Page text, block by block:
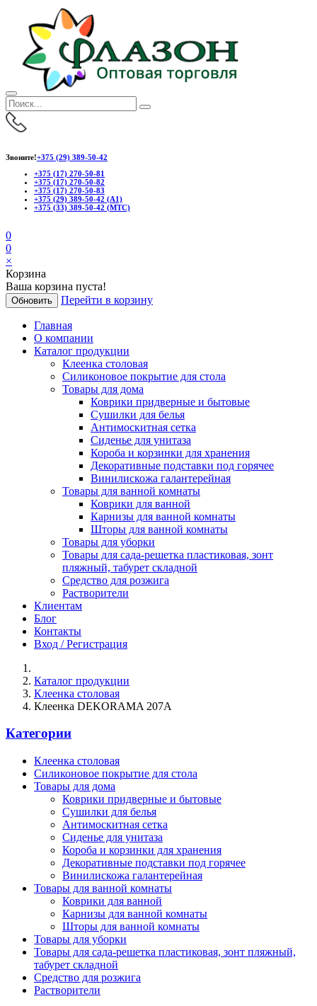
Звоните!+375 (29) 389-50-42
+375 (17) 270-50-81
+375 (17) 270-50-82
+375 (17) 270-50-83
+375 (29) 389-50-42 (А1)
+375 (33) 389-50-42 (МТС)
0
0
×
Корзина
Ваша корзина пуста!
Обновить Перейти в корзину
Главная
О компании
Каталог продукции
Клеенка столовая
Силиконовое покрытие для стола
Товары для дома
Коврики придверные и бытовые
Сушилки для белья
Антимоскитная сетка
Сиденье для унитаза
Короба и корзинки для хранения
Декоративные подставки под горячее
Винилискожа галантерейная
Товары для ванной комнаты
Коврики для ванной
Карнизы для ванной комнаты
Шторы для ванной комнаты
Товары для уборки
Товары для сада-решетка пластиковая, зонт
пляжный, табурет складной
Средство для розжига
Растворители
Клиентам
Блог
Контакты
Вход / Регистрация
Каталог продукции
Клеенка столовая
Клеенка DEKORAMA 207A
Категории
Клеенка столовая
Силиконовое покрытие для стола
Товары для дома
Коврики придверные и бытовые
Сушилки для белья
Антимоскитная сетка
Сиденье для унитаза
Короба и корзинки для хранения
Декоративные подставки под горячее
Винилискожа галантерейная
Товары для ванной комнаты
Коврики для ванной
Карнизы для ванной комнаты
Шторы для ванной комнаты
Товары для уборки
Товары для сада-решетка пластиковая, зонт пляжный,
табурет складной
Средство для розжига
Растворители